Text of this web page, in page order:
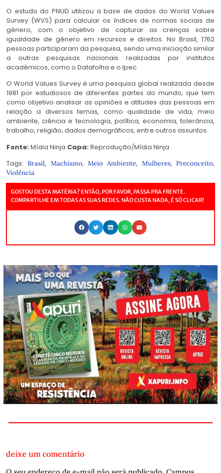
O estudo do PNUD utilizou a base de dados do World Values
Survey (WVS) para calcular os índices de normas sociais de
gênero, com o objetivo de capturar as crenças sobre
igualdade de gênero em recursos e direitos. No Brasil, 1762
pessoas participaram da pesquisa, sendo uma iniciação similar
a outras pesquisas nacionais realizadas por institutos
acadêmicos, como o Datafolha e o Ipec.
O World Values Survey é uma pesquisa global realizada desde
1981 por estudiosos de diferentes partes do mundo, que tem
como objetivo analisar as opiniões e atitudes das pessoas em
relação a diversos temas, como qualidade de vida, meio
ambiente, ciência e tecnologia, política, economia, tolerância,
trabalho, religião, dados demográficos, entre outros assuntos.
Fonte: Mídia Ninja Capa: Reprodução/Mídia Ninja
Tags:Brasil, Machismo,Meio Ambiente, Mulheres,Preconceito,
Violência
GOSTOU DESTA MATÉRIA? ENTÃO, POR FAVOR, PASSA PRA FRENTE.
COMPARTILHE EM TODAS AS SUAS REDES. NÃO CUSTA NADA, É SÓ CLICAR!
deixe um comentário